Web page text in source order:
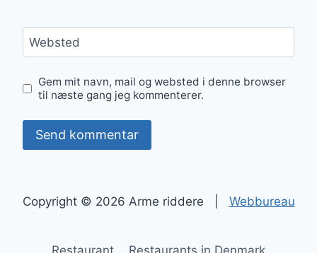
Websted
Gem mit navn, mail og websted i denne browser
til næste gang jeg kommenterer.
Copyright © 2026 Arme riddere | Webbureau
Restaurant Restaurants in Denmark